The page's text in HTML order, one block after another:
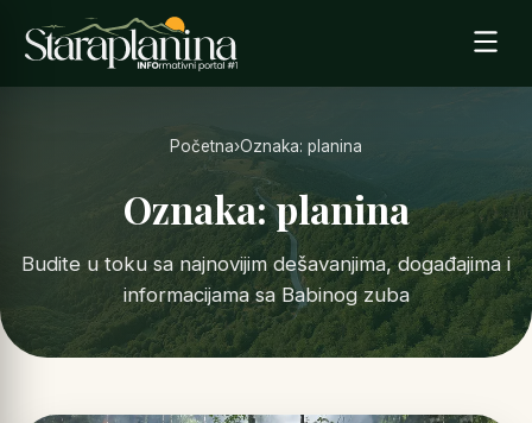
Početna›Oznaka: planina
Oznaka: planina
Budite u toku sa najnovijim dešavanjima, događajima i
informacijama sa Babinog zuba